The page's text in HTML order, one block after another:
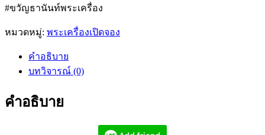
#ขวัญธานันท์พระเครื่อง
หมวดหมู่: พระเครื่องเปิดจอง
คำอธิบาย
บทวิจารณ์ (0)
คำอธิบาย